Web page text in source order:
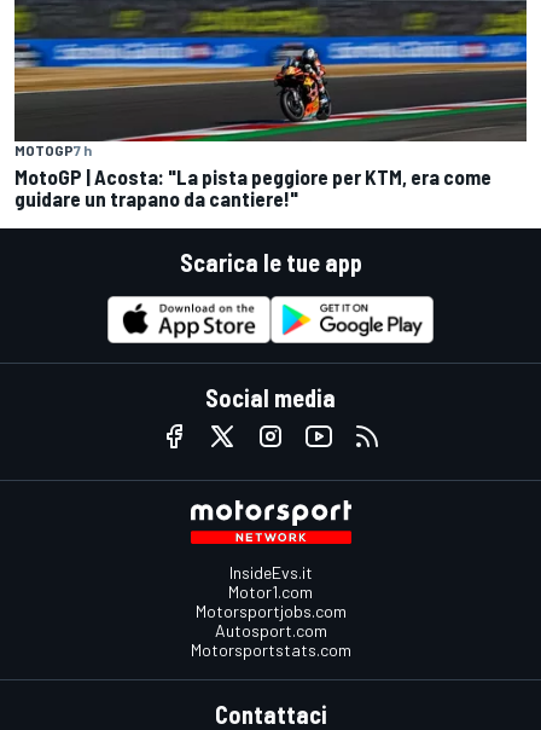
MOTOGP7 h
MotoGP | Acosta: "La pista peggiore per KTM, era come
guidare un trapano da cantiere!"
Scarica le tue app
Social media
InsideEvs.it
Motor1.com
Motorsportjobs.com
Autosport.com
Motorsportstats.com
Contattaci